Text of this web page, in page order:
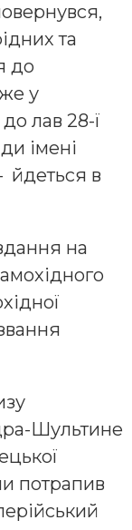
та
до
у
лав 28-ї
імені
йдеться в
на
Шультине
потрапив